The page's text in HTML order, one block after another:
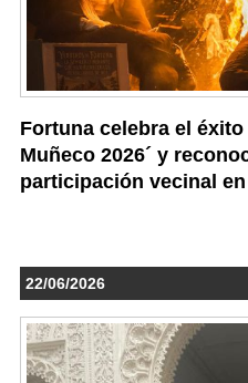
Fortuna celebra el éxito
Muñeco 2026´ y
participación vecinal
22/06/2026